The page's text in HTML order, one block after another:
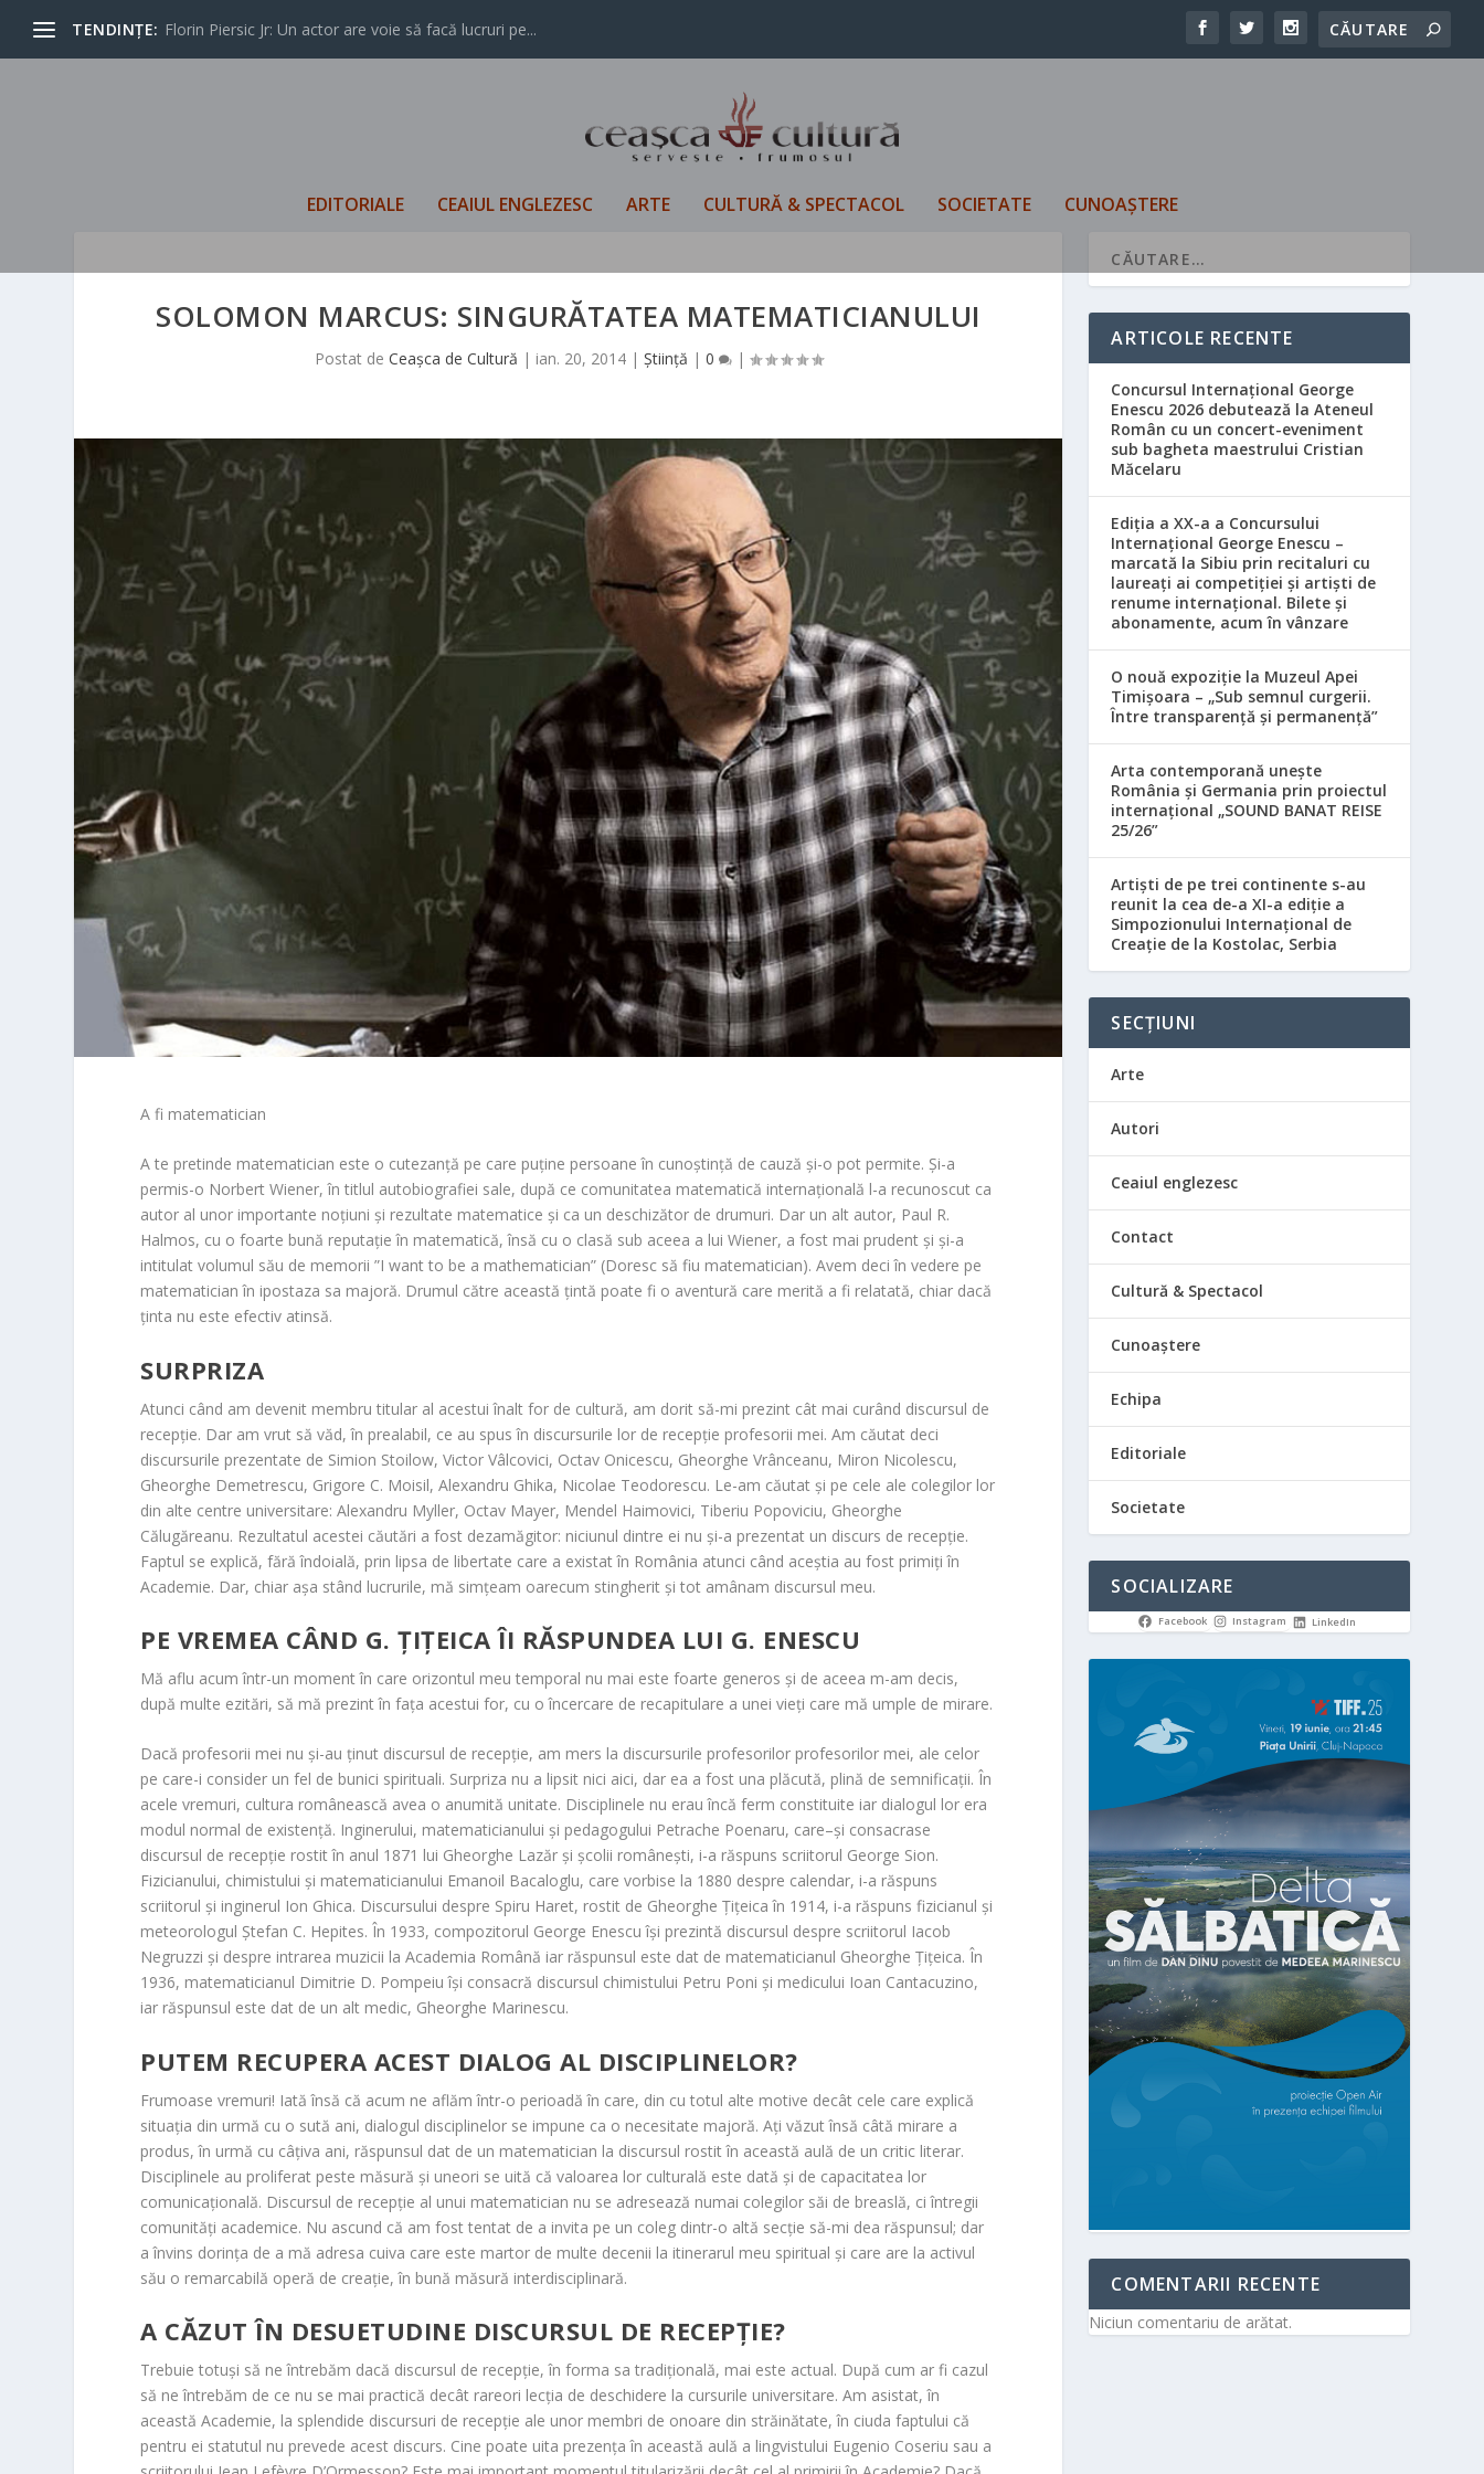
TENDINȚE: Florin Piersic Jr: Un actor are voie să facă lucruri pe...
EDITORIALE CEAIUL ENGLEZESC ARTE CULTURĂ & SPECTACOL SOCIETATE CUNOAȘTERE
SOLOMON MARCUS: SINGURĂTATEA MATEMATICIANULUI
Postat de Ceașca de Cultură | ian. 20, 2014| Știință | 0 |
A fi matematician
A te pretinde matematician este o cutezanță pe care puține persoane în cunoștință de cauză și-o pot permite. Și-a
permis-o Norbert Wiener, în titlul autobiografiei sale, după ce comunitatea matematică internațională l-a recunoscut ca
autor al unor importante noțiuni și rezultate matematice și ca un deschizător de drumuri. Dar un alt autor, Paul R.
Halmos, cu o foarte bună reputație în matematică, însă cu o clasă sub aceea a lui Wiener, a fost mai prudent și și-a
intitulat volumul său de memorii ”I want to be a mathematician” (Doresc să fiu matematician). Avem deci în vedere pe
matematician în ipostaza sa majoră. Drumul către această țintă poate fi o aventură care merită a fi relatată, chiar dacă
ținta nu este efectiv atinsă.
SURPRIZA
Atunci când am devenit membru titular al acestui înalt for de cultură, am dorit să-mi prezint cât mai curând discursul de
recepție. Dar am vrut să văd, în prealabil, ce au spus în discursurile lor de recepție profesorii mei. Am căutat deci
discursurile prezentate de Simion Stoilow, Victor Vâlcovici, Octav Onicescu, Gheorghe Vrânceanu, Miron Nicolescu,
Gheorghe Demetrescu, Grigore C. Moisil, Alexandru Ghika, Nicolae Teodorescu. Le-am căutat și pe cele ale colegilor lor
din alte centre universitare: Alexandru Myller, Octav Mayer, Mendel Haimovici, Tiberiu Popoviciu, Gheorghe
Călugăreanu. Rezultatul acestei căutări a fost dezamăgitor: niciunul dintre ei nu și-a prezentat un discurs de recepție.
Faptul se explică, fără îndoială, prin lipsa de libertate care a existat în România atunci când aceștia au fost primiți în
Academie. Dar, chiar așa stând lucrurile, mă simțeam oarecum stingherit și tot amânam discursul meu.
PE VREMEA CÂND G. ȚIȚEICA ÎI RĂSPUNDEA LUI G. ENESCU
Mă aflu acum într-un moment în care orizontul meu temporal nu mai este foarte generos și de aceea m-am decis,
după multe ezitări, să mă prezint în fața acestui for, cu o încercare de recapitulare a unei vieți care mă umple de mirare.
Dacă profesorii mei nu și-au ținut discursul de recepție, am mers la discursurile profesorilor profesorilor mei, ale celor
pe care-i consider un fel de bunici spirituali. Surpriza nu a lipsit nici aici, dar ea a fost una plăcută, plină de semnificații. În
acele vremuri, cultura românească avea o anumită unitate. Disciplinele nu erau încă ferm constituite iar dialogul lor era
modul normal de existență. Inginerului, matematicianului și pedagogului Petrache Poenaru, care–și consacrase
discursul de recepție rostit în anul 1871 lui Gheorghe Lazăr și școlii românești, i-a răspuns scriitorul George Sion.
Fizicianului, chimistului și matematicianului Emanoil Bacaloglu, care vorbise la 1880 despre calendar, i-a răspuns
scriitorul și inginerul Ion Ghica. Discursului despre Spiru Haret, rostit de Gheorghe Țițeica în 1914, i-a răspuns fizicianul și
meteorologul Ștefan C. Hepites. În 1933, compozitorul George Enescu își prezintă discursul despre scriitorul Iacob
Negruzzi și despre intrarea muzicii la Academia Română iar răspunsul este dat de matematicianul Gheorghe Țițeica. În
1936, matematicianul Dimitrie D. Pompeiu își consacră discursul chimistului Petru Poni și medicului Ioan Cantacuzino,
iar răspunsul este dat de un alt medic, Gheorghe Marinescu.
PUTEM RECUPERA ACEST DIALOG AL DISCIPLINELOR?
Frumoase vremuri! Iată însă că acum ne aflăm într-o perioadă în care, din cu totul alte motive decât cele care explică
situația din urmă cu o sută ani, dialogul disciplinelor se impune ca o necesitate majoră. Ați văzut însă câtă mirare a
produs, în urmă cu câțiva ani, răspunsul dat de un matematician la discursul rostit în această aulă de un critic literar.
Disciplinele au proliferat peste măsură și uneori se uită că valoarea lor culturală este dată și de capacitatea lor
comunicațională. Discursul de recepție al unui matematician nu se adresează numai colegilor săi de breaslă, ci întregii
comunități academice. Nu ascund că am fost tentat de a invita pe un coleg dintr-o altă secție să-mi dea răspunsul; dar
a învins dorința de a mă adresa cuiva care este martor de multe decenii la itinerarul meu spiritual și care are la activul
său o remarcabilă operă de creație, în bună măsură interdisciplinară.
A CĂZUT ÎN DESUETUDINE DISCURSUL DE RECEPȚIE?
Trebuie totuși să ne întrebăm dacă discursul de recepție, în forma sa tradițională, mai este actual. După cum ar fi cazul
să ne întrebăm de ce nu se mai practică decât rareori lecția de deschidere la cursurile universitare. Am asistat, în
această Academie, la splendide discursuri de recepție ale unor membri de onoare din străinătate, în ciuda faptului că
pentru ei statutul nu prevede acest discurs. Cine poate uita prezența în această aulă a lingvistului Eugenio Coseriu sau a
ARTICOLE RECENTE
Concursul Internațional George
Enescu 2026 debutează la Ateneul
Român cu un concert-eveniment
sub bagheta maestrului Cristian
Măcelaru
Ediția a XX-a a Concursului
Internațional George Enescu –
marcată la Sibiu prin recitaluri cu
laureați ai competiției și artiști de
renume internațional. Bilete și
abonamente, acum în vânzare
O nouă expoziție la Muzeul Apei
Timișoara – „Sub semnul curgerii.
Între transparență și permanență”
Arta contemporană unește
România și Germania prin proiectul
internațional „SOUND BANAT REISE
25/26”
Artiști de pe trei continente s-au
reunit la cea de-a XI-a ediție a
Simpozionului Internațional de
Creație de la Kostolac, Serbia
SECȚIUNI
Arte
Autori
Ceaiul englezesc
Contact
Cultură & Spectacol
Cunoaștere
Echipa
Editoriale
Societate
SOCIALIZARE
Facebook Instagram LinkedIn
COMENTARII RECENTE
Niciun comentariu de arătat.